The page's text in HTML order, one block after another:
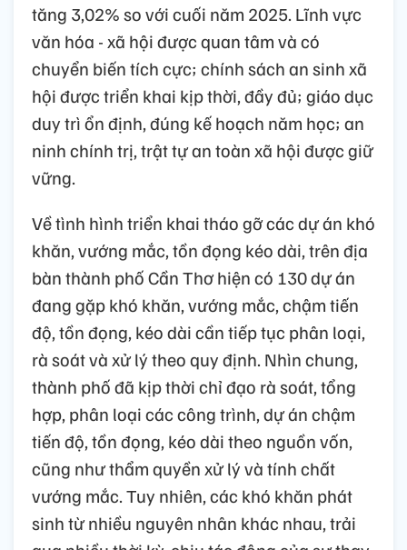
tăng 3,02% so với cuối năm 2025. Lĩnh vực
văn hóa - xã hội được quan tâm và có
chuyển biến tích cực; chính sách an sinh xã
hội được triển khai kịp thời, đầy đủ; giáo dục
duy trì ổn định, đúng kế hoạch năm học; an
ninh chính trị, trật tự an toàn xã hội được giữ
vững.
Về tình hình triển khai tháo gỡ các dự án khó
khăn, vướng mắc, tồn đọng kéo dài, trên địa
bàn thành phố Cần Thơ hiện có 130 dự án
đang gặp khó khăn, vướng mắc, chậm tiến
độ, tồn đọng, kéo dài cần tiếp tục phân loại,
rà soát và xử lý theo quy định. Nhìn chung,
thành phố đã kịp thời chỉ đạo rà soát, tổng
hợp, phân loại các công trình, dự án chậm
tiến độ, tồn đọng, kéo dài theo nguồn vốn,
cũng như thẩm quyền xử lý và tính chất
vướng mắc. Tuy nhiên, các khó khăn phát
sinh từ nhiều nguyên nhân khác nhau, trải